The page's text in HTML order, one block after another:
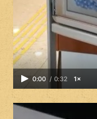
0:00 / 0:32 1×